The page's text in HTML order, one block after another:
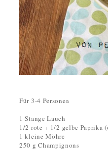
Für 3-4 Personen
1 Stange Lauch
1/2 rote + 1/2 gelbe Paprika
1 kleine Möhre
250 g Champignons